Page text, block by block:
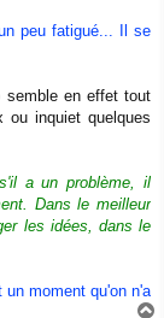
peu fatigué... Il se
en effet tout
inquiet quelques
a un problème, il
Dans le meilleur
les idées, dans le
moment qu'on n'a